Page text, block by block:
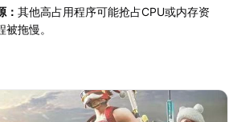
： 其他高占用程序可能抢占CPU或内存资
被拖慢。